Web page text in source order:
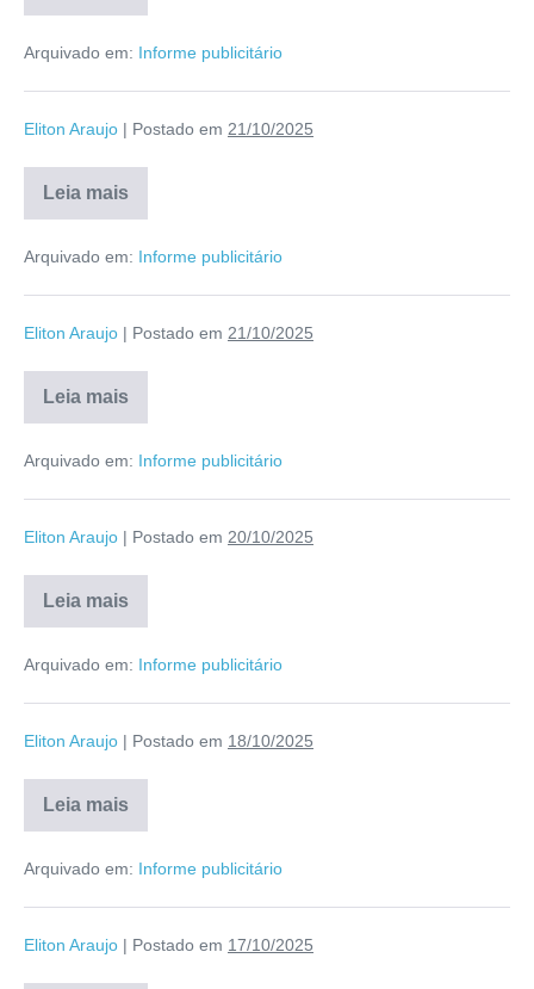
Arquivado em: Informe publicitário
Eliton Araujo | Postado em 21/10/2025
Leia mais
Arquivado em: Informe publicitário
Eliton Araujo | Postado em 21/10/2025
Leia mais
Arquivado em: Informe publicitário
Eliton Araujo | Postado em 20/10/2025
Leia mais
Arquivado em: Informe publicitário
Eliton Araujo | Postado em 18/10/2025
Leia mais
Arquivado em: Informe publicitário
Eliton Araujo | Postado em 17/10/2025